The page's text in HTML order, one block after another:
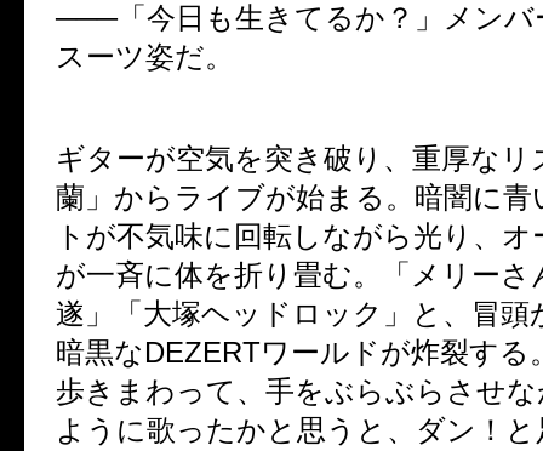
───「今日も生きてるか？」メンバ
スーツ姿だ。
ギターが空気を突き破り、重厚なリ
蘭」からライブが始まる。暗闇に青
トが不気味に回転しながら光り、
が一斉に体を折り畳む。「メリーさ
遂」「大塚ヘッドロック」と、冒頭
暗黒なDEZERTワールドが炸裂する
歩きまわって、手をぶらぶらさせ
ように歌ったかと思うと、ダン！